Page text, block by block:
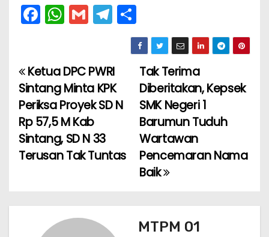
F
a
e
b
o
o
k
W
h
ts
A
p
p
G
m
l
T
el
gr
a
m
h
ar
e
N
a
v
i
a
Tak Terima
Diberitakan, Kepsek
SMK Negeri 1
Barumun Tuduh
Wartawan
Pencemaran Nama
Baik
Ketua DPC PWRI
Sintang Minta KPK
Periksa Proyek SD N
Rp 57,5 M Kab
Sintang, SD N 33
Terusan Tak Tuntas
MTPM 01